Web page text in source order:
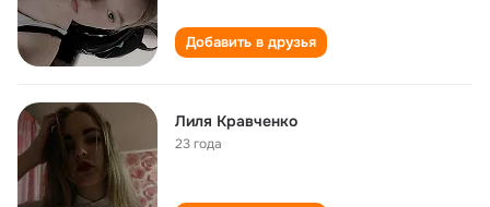
Добавить в друзья
Лиля Кравченко
23 года